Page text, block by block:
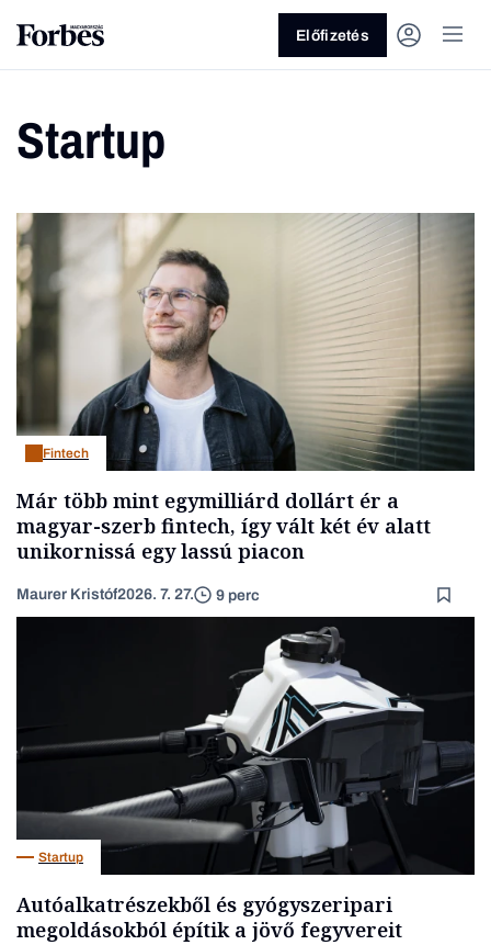
Vagy fedezze fel a következő
témákat
Üzlet Pénz Legyél jobb!
Előfizetés
Startup
Fintech
Már több mint egymilliárd dollárt ér a
magyar-szerb fintech, így vált két év alatt
unikornissá egy lassú piacon
Maurer Kristóf2026. 7. 27. 9 perc
Startup
Autóalkatrészekből és gyógyszeripari
megoldásokból építik a jövő fegyvereit